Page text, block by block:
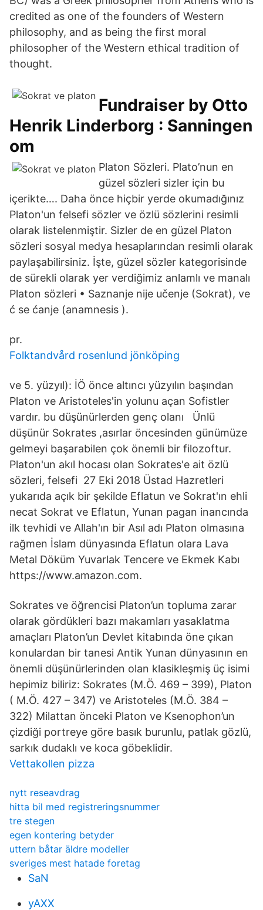
credited as one of the founders of Western
philosophy, and as being the first moral
philosopher of the Western ethical tradition of
thought.
Fundraiser by Otto
Henrik Linderborg : Sanningen
om
Platon Sözleri. Plato’nun en
güzel sözleri sizler için bu
içerikte…. Daha önce hiçbir yerde okumadığınız
Platon'un felsefi sözler ve özlü sözlerini resimli
olarak listelenmiştir. Sizler de en güzel Platon
sözleri sosyal medya hesaplarından resimli olarak
paylaşabilirsiniz. İşte, güzel sözler kategorisinde
de sürekli olarak yer verdiğimiz anlamlı ve manalı
Platon sözleri • Saznanje nije učenje (Sokrat), ve
ć se ćanje (anamnesis ).
pr.
Folktandvård rosenlund jönköping
ve 5. yüzyıl): İÖ önce altıncı yüzyılın başından
Platon ve Aristoteles'in yolunu açan Sofistler
vardır. bu düşünürlerden genç olanı Ünlü
düşünür Sokrates ,asırlar öncesinden günümüze
gelmeyi başarabilen çok önemli bir filozoftur.
Platon'un akıl hocası olan Sokrates'e ait özlü
sözleri, felsefi 27 Eki 2018 Üstad Hazretleri
yukarıda açık bir şekilde Eflatun ve Sokrat'ın ehli
necat Sokrat ve Eflatun, Yunan pagan inancında
ilk tevhidi ve Allah'ın bir Asıl adı Platon olmasına
rağmen İslam dünyasında Eflatun olara Lava
Metal Döküm Yuvarlak Tencere ve Ekmek Kabı
https://www.amazon.com.
Sokrates ve öğrencisi Platon’un topluma zarar
olarak gördükleri bazı makamları yasaklatma
amaçları Platon’un Devlet kitabında öne çıkan
konulardan bir tanesi Antik Yunan dünyasının en
önemli düşünürlerinden olan klasikleşmiş üç isimi
hepimiz biliriz: Sokrates (M.Ö. 469 – 399), Platon
( M.Ö. 427 – 347) ve Aristoteles (M.Ö. 384 –
322) Milattan önceki Platon ve Ksenophon’un
çizdiği portreye göre basık burunlu, patlak gözlü,
sarkık dudaklı ve koca göbeklidir.
Vettakollen pizza
nytt reseavdrag
hitta bil med registreringsnummer
tre stegen
egen kontering betyder
uttern båtar äldre modeller
sveriges mest hatade foretag
SaN
yAXX